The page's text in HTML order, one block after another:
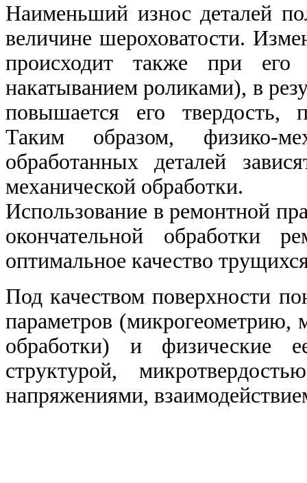
Наименьший износ деталей
величине шероховатости.
происходит также при его
накатыванием роликами), в
повышается его твердость,
Таким образом, физико-
обработанных деталей
механической обработки.
Использование в ремонтной
окончательной обработки
оптимальное качество
Под качеством поверхности
параметров (микрогеометрию,
обработки) и физические
структурой,
напряжениями,